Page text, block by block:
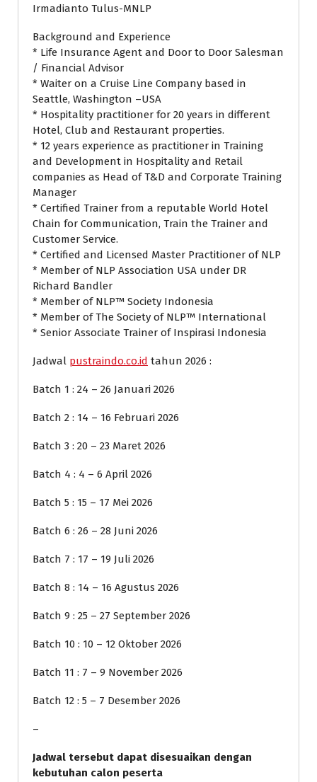
Irmadianto Tulus-MNLP
Background and Experience
* Life Insurance Agent and Door to Door Salesman
/ Financial Advisor
* Waiter on a Cruise Line Company based in
Seattle, Washington –USA
* Hospitality practitioner for 20 years in different
Hotel, Club and Restaurant properties.
* 12 years experience as practitioner in Training
and Development in Hospitality and Retail
companies as Head of T&D and Corporate Training
Manager
* Certified Trainer from a reputable World Hotel
Chain for Communication, Train the Trainer and
Customer Service.
* Certified and Licensed Master Practitioner of NLP
* Member of NLP Association USA under DR
Richard Bandler
* Member of NLP™ Society Indonesia
* Member of The Society of NLP™ International
* Senior Associate Trainer of Inspirasi Indonesia
Jadwal pustraindo.co.id tahun 2026 :
Batch 1 : 24 – 26 Januari 2026
Batch 2 : 14 – 16 Februari 2026
Batch 3 : 20 – 23 Maret 2026
Batch 4 : 4 – 6 April 2026
Batch 5 : 15 – 17 Mei 2026
Batch 6 : 26 – 28 Juni 2026
Batch 7 : 17 – 19 Juli 2026
Batch 8 : 14 – 16 Agustus 2026
Batch 9 : 25 – 27 September 2026
Batch 10 : 10 – 12 Oktober 2026
Batch 11 : 7 – 9 November 2026
Batch 12 : 5 – 7 Desember 2026
–
Jadwal tersebut dapat disesuaikan dengan
kebutuhan calon peserta